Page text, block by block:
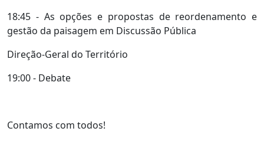
18:45 - As opções e propostas de reordenamento e
gestão da paisagem em Discussão Pública
Direção-Geral do Território
19:00 - Debate
Contamos com todos!